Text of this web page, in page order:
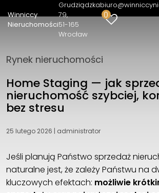
Winniccy
Nieruchomości
Grudziądzka
79
51-165
Wrocław
0
Winniccy
Rynek nieruchomości
Home Staging — jak
nieruchomość szybciej,
bez stresu
25 lutego 2026 | administrator
Jeśli planują Państwo sprzedaż
naturalne jest, że zależy Państwu na
kluczowych efektach: możliwie